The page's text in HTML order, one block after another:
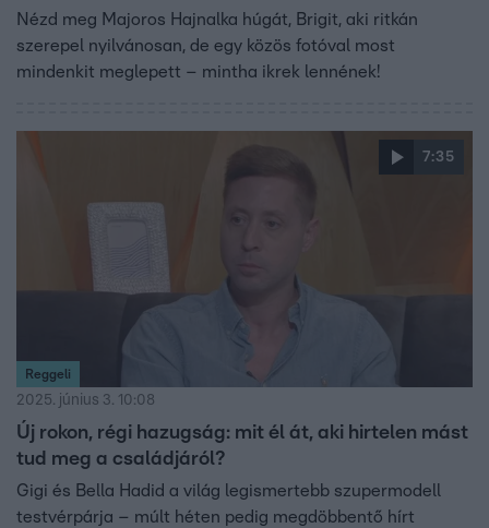
Nézd meg Majoros Hajnalka húgát, Brigit, aki ritkán
szerepel nyilvánosan, de egy közös fotóval most
mindenkit meglepett – mintha ikrek lennének!
7:35
Reggeli
2025. június 3. 10:08
Új rokon, régi hazugság: mit él át, aki hirtelen mást
tud meg a családjáról?
Gigi és Bella Hadid a világ legismertebb szupermodell
testvérpárja – múlt héten pedig megdöbbentő hírt